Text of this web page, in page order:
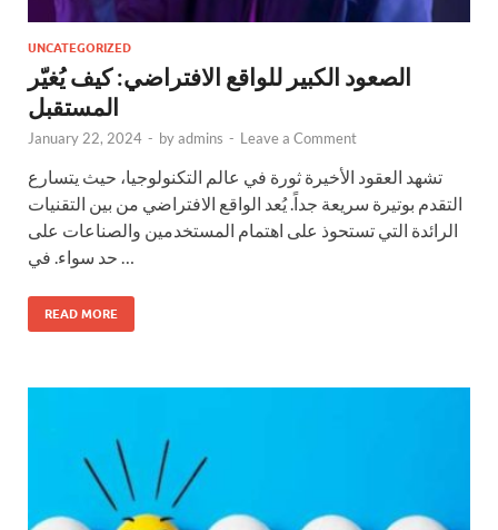
UNCATEGORIZED
الصعود الكبير للواقع الافتراضي: كيف يُغيّر
المستقبل
January 22, 2024 - byadmins - Leave a Comment
تشهد العقود الأخيرة ثورة في عالم التكنولوجيا، حيث يتسارع
التقدم بوتيرة سريعة جداً. يُعد الواقع الافتراضي من بين التقنيات
الرائدة التي تستحوذ على اهتمام المستخدمين والصناعات على
حد سواء. في …
READ MORE